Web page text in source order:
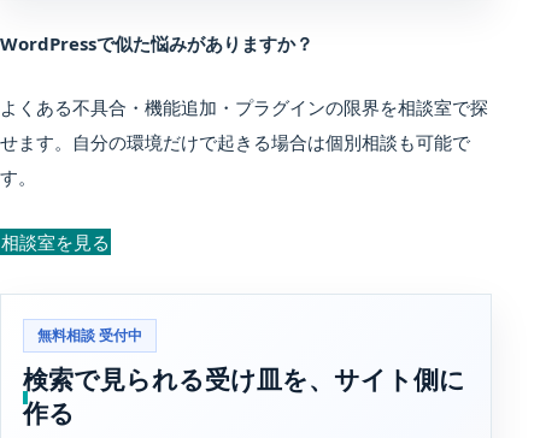
WordPressで似た悩みがありますか？
よくある不具合・機能追加・プラグインの限界を相談室で探
せます。自分の環境だけで起きる場合は個別相談も可能で
す。
相談室を見る
無料相談 受付中
検索で見られる受け皿を、サイト側に
作る